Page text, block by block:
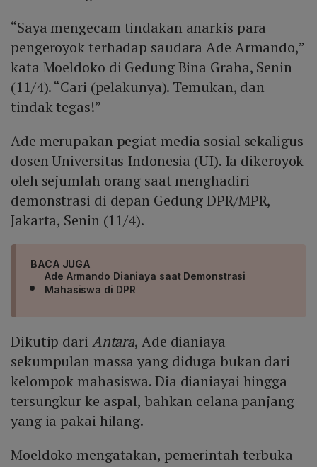
“Saya mengecam tindakan anarkis para
pengeroyok terhadap saudara Ade Armando,”
kata Moeldoko di Gedung Bina Graha, Senin
(11/4). “Cari (pelakunya). Temukan, dan
tindak tegas!”
Ade merupakan pegiat media sosial sekaligus
dosen Universitas Indonesia (UI). Ia dikeroyok
oleh sejumlah orang saat menghadiri
demonstrasi di depan Gedung DPR/MPR,
Jakarta, Senin (11/4).
BACA JUGA
Ade Armando Dianiaya saat Demonstrasi
Mahasiswa di DPR
Dikutip dari Antara, Ade dianiaya
sekumpulan massa yang diduga bukan dari
kelompok mahasiswa. Dia dianiayai hingga
tersungkur ke aspal, bahkan celana panjang
yang ia pakai hilang.
Moeldoko mengatakan, pemerintah terbuka